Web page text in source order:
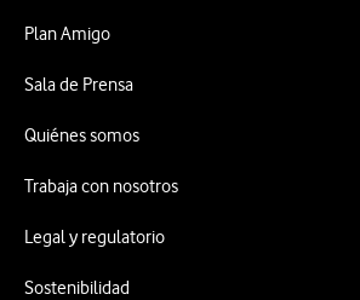
Plan Amigo
Sala de Prensa
Quiénes somos
Trabaja con nosotros
Legal y regulatorio
Sostenibilidad